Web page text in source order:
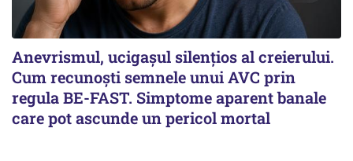
Anevrismul, ucigașul silențios al creierului.
Cum recunoști semnele unui AVC prin
regula BE-FAST. Simptome aparent banale
care pot ascunde un pericol mortal